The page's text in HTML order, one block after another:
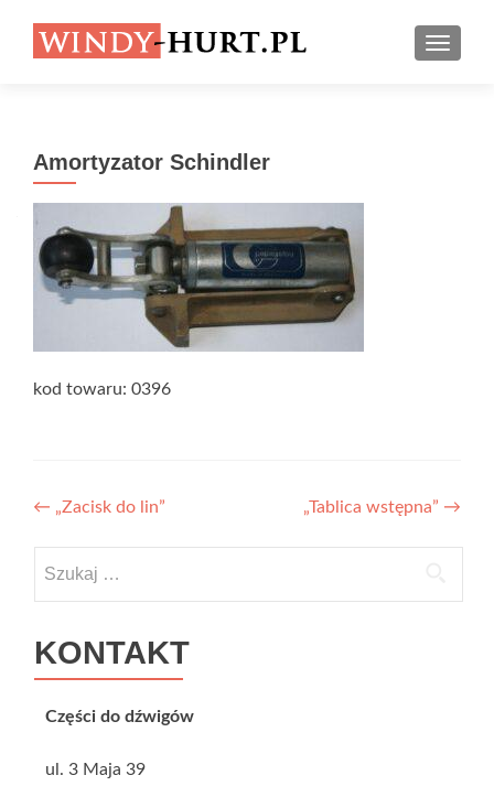
Amortyzator Schindler
kod towaru: 0396
Zobacz wpisy
← „Zacisk do lin” „Tablica wstępna” →
KONTAKT
Części do dźwigów
ul. 3 Maja 39